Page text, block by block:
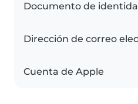
Documento de
Dirección de correo
Cuenta de Apple